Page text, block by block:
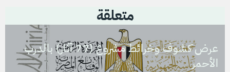
متعلقة
عرض كشوف وخرائط مشروع (77 آثار) بالدرب
الأحمر